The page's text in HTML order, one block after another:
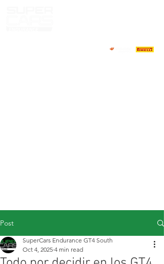
Post
SuperCars Endurance GT4 South
Oct 4, 2025 4 min read